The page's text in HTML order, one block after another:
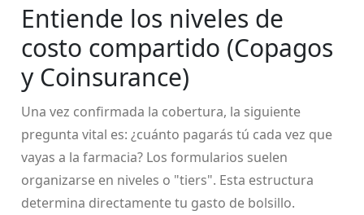
Entiende los niveles de
costo compartido (Copagos
y Coinsurance)
Una vez confirmada la cobertura, la siguiente
pregunta vital es: ¿cuánto pagarás tú cada vez que
vayas a la farmacia? Los formularios suelen
organizarse en niveles o "tiers". Esta estructura
determina directamente tu gasto de bolsillo.